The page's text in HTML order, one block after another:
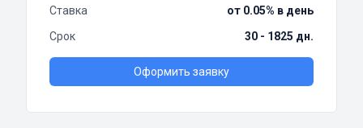
Ставка
от 0.05% в день
Срок
30 - 1825 дн.
Оформить заявку